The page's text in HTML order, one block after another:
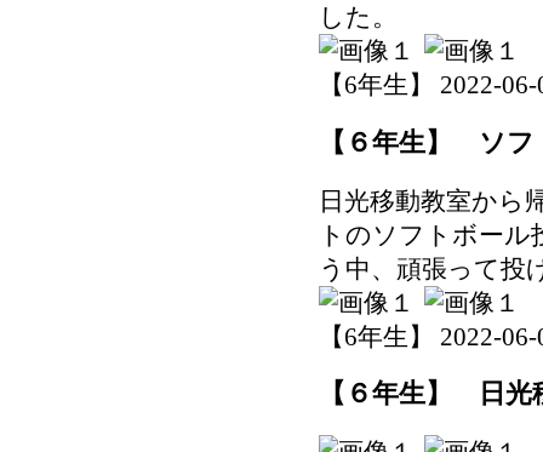
した。
【6年生】 2022-
【６年生】 ソ
日光移動教室から
トのソフトボー
う中、頑張って投
【6年生】 2022-
【６年生】 日光